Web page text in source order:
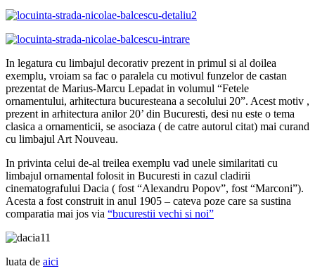
In legatura cu limbajul decorativ prezent in primul si al doilea
exemplu, vroiam sa fac o paralela cu motivul funzelor de castan
prezentat de Marius-Marcu Lepadat in volumul “Fetele
ornamentului, arhitectura bucuresteana a secolului 20”. Acest motiv ,
prezent in arhitectura anilor 20’ din Bucuresti, desi nu este o tema
clasica a ornamenticii, se asociaza ( de catre autorul citat) mai curand
cu limbajul Art Nouveau.
In privinta celui de-al treilea exemplu vad unele similaritati cu
limbajul ornamental folosit in Bucuresti in cazul cladirii
cinematografului Dacia ( fost “Alexandru Popov”, fost “Marconi”).
Acesta a fost construit in anul 1905 – cateva poze care sa sustina
comparatia mai jos via “bucurestii vechi si noi”
luata de aici